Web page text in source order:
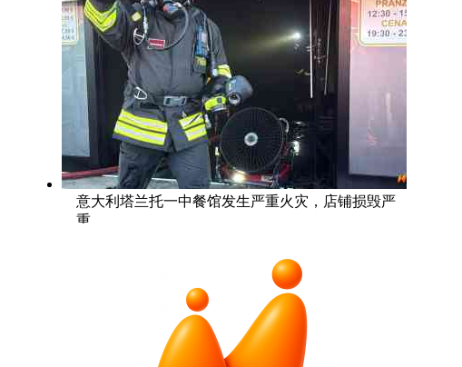
意大利塔兰托一中餐馆发生严重火灾，店铺损毁严
重